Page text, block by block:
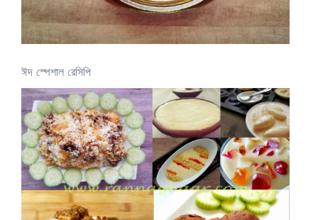
ঈদ স্পেশাল রেসিপি